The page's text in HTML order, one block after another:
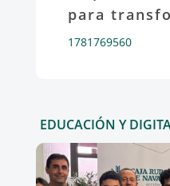
para
1781769560
EDUCACIÓN Y